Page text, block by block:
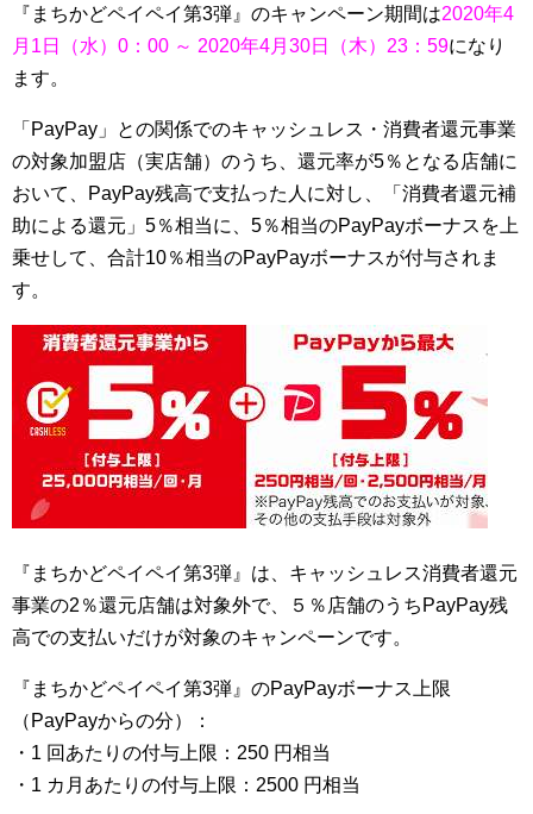
『まちかどペイペイ第3弾』のキャンペーン期間は2020年4
月1日（水）0：00 ～ 2020年4月30日（木）23：59になり
ます。
「PayPay」との関係でのキャッシュレス・消費者還元事業
の対象加盟店（実店舗）のうち、還元率が5％となる店舗に
おいて、PayPay残高で支払った人に対し、「消費者還元補
助による還元」5％相当に、5％相当のPayPayボーナスを上
乗せして、合計10％相当のPayPayボーナスが付与されま
す。
『まちかどペイペイ第3弾』は、キャッシュレス消費者還元
事業の2％還元店舗は対象外で、５％店舗のうちPayPay残
高での支払いだけが対象のキャンペーンです。
『まちかどペイペイ第3弾』のPayPayボーナス上限
（PayPayからの分）：
・1 回あたりの付与上限：250 円相当
・1 カ月あたりの付与上限：2500 円相当